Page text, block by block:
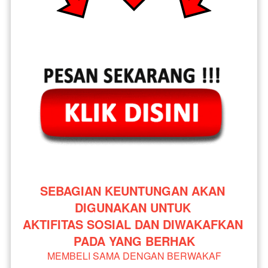
SEBAGIAN KEUNTUNGAN AKAN
DIGUNAKAN UNTUK
AKTIFITAS SOSIAL DAN DIWAKAFKAN
PADA YANG BERHAK
MEMBELI SAMA DENGAN BERWAKAF